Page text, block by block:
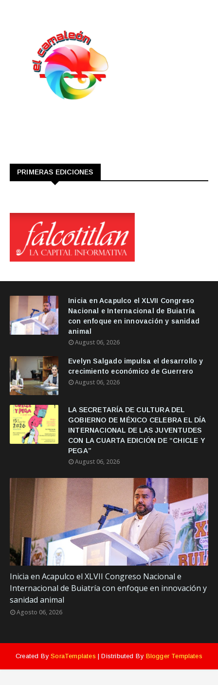
PRIMERAS EDICIONES
Inicia en Acapulco el XLVII Congreso
Nacional e Internacional de Buiatría
con enfoque en innovación y sanidad
animal
August 06, 2026
Evelyn Salgado impulsa el desarrollo y
crecimiento económico de Guerrero
August 06, 2026
LA SECRETARÍA DE CULTURA DEL
GOBIERNO DE MÉXICO CELEBRA EL DÍA
INTERNACIONAL DE LAS JUVENTUDES
CON LA CUARTA EDICIÓN DE “CHICLE Y
PEGA”
August 06, 2026
Inicia en Acapulco el XLVII Congreso Nacional e
Internacional de Buiatría con enfoque en innovación y
sanidad animal
Agosto 06, 2026
Created BySoraTemplates | Distributed By Blogger Templates